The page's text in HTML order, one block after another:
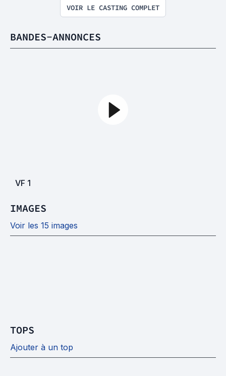
VOIR LE CASTING COMPLET
BANDES-ANNONCES
VF 1
IMAGES
Voir les 15 images
TOPS
Ajouter à un top